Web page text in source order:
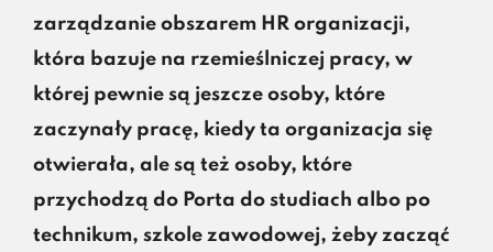
zarządzanie obszarem HR organizacji,
która bazuje na rzemieślniczej pracy, w
której pewnie są jeszcze osoby, które
zaczynały pracę, kiedy ta organizacja się
otwierała, ale są też osoby, które
przychodzą do Porta do studiach albo po
technikum, szkole zawodowej, żeby zacząć